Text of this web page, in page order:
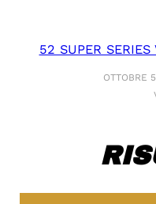
52 SUPER
OTTOBRE